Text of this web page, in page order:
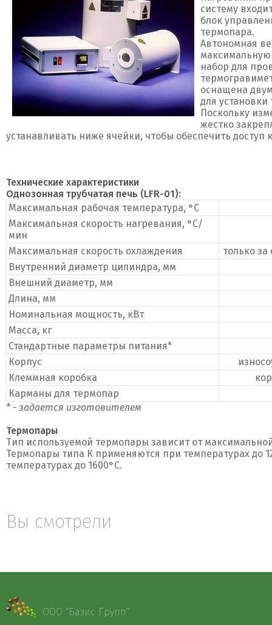
систему
блок
термопара.
Автономная
максимальную
набор для
оснащена
для
Поскольку
жестко
устанавливать ниже ячейки, чтобы обеспечить доступ
Технические характеристики
Однозонная трубчатая печь (LFR-01):
Максимальная рабочая температура, °C
Максимальная скорость нагревания, °C/
мин
Максимальная скорость охлаждения
только за
Внутренний диаметр цилиндра, мм
Внешний диаметр, мм
Длина, мм
Номинальная мощность, кВт
Масса, кг
Стандартные параметры питания*
Корпус
Клеммная коробка
Карманы для термопар
* - задается изготовителем
Термопары
Тип используемой термопары зависит от
Термопары типа К применяются при температурах до
температурах до 1600°C.
Вы смотрели
ООО “Базис Групп”